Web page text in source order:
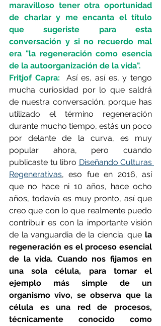
maravilloso tener otra oportunidad
de charlar y me encanta el título
que sugeriste para esta
conversación y si no recuerdo mal
era "la regeneración como esencia
de la autoorganización de la vida".
Fritjof Capra:
Así es, así es, y tengo
mucha curiosidad por lo que saldrá
de nuestra conversación, porque has
utilizado el término regeneración
durante mucho tiempo, estás un poco
por delante de la curva, es muy
popular ahora, pero cuando
publicaste tu libro Diseñando Culturas
Regenerativas, eso fue en 2016, así
que no hace ni 10 años, hace ocho
años, todavía es muy pronto, así que
creo que con lo que realmente puedo
contribuir es con la importante visión
de la vanguardia de la ciencia: que la
regeneración es el proceso esencial
de la vida. Cuando nos fijamos en
una sola célula, para tomar el
ejemplo más simple de un
organismo vivo, se observa que la
célula es una red de procesos,
técnicamente conocido como